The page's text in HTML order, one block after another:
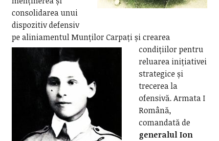
consolidarea unui
dispozitiv defensiv
pe aliniamentul Munților Carpați și crearea
condițiilor pentru
reluarea inițiativei
strategice și
trecerea la
ofensivă. Armata I
Română,
comandată de
generalul Ion